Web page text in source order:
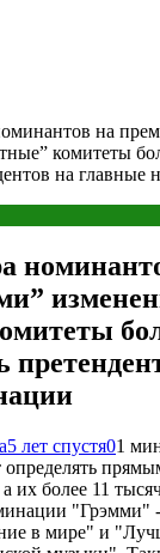
на
комитеты
на главные
5 лет спустя01
их более 11
"Грэмми"
в мире" и